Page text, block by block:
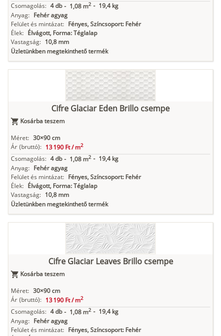
Csomagolás: 4 db - 1,08 m2 - 19,4 kg
Anyag: Fehér agyag
Felület és mintázat: Fényes, Színcsoport: Fehér
Élek: Élvágott, Forma: Téglalap
Vastagság: 10,8 mm
Üzletünkben megtekinthető termék
Cifre Glaciar Eden Brillo csempe
Kosárba teszem
Méret: 30×90 cm
Ár (bruttó): 13 190 Ft /m2
Csomagolás: 4 db - 1,08 m2 - 19,4 kg
Anyag: Fehér agyag
Felület és mintázat: Fényes, Színcsoport: Fehér
Élek: Élvágott, Forma: Téglalap
Vastagság: 10,8 mm
Üzletünkben megtekinthető termék
Cifre Glaciar Leaves Brillo csempe
Kosárba teszem
Méret: 30×90 cm
Ár (bruttó): 13 190 Ft /m2
Csomagolás: 4 db - 1,08 m2 - 19,4 kg
Anyag: Fehér agyag
Felület és mintázat: Fényes, Színcsoport: Fehér